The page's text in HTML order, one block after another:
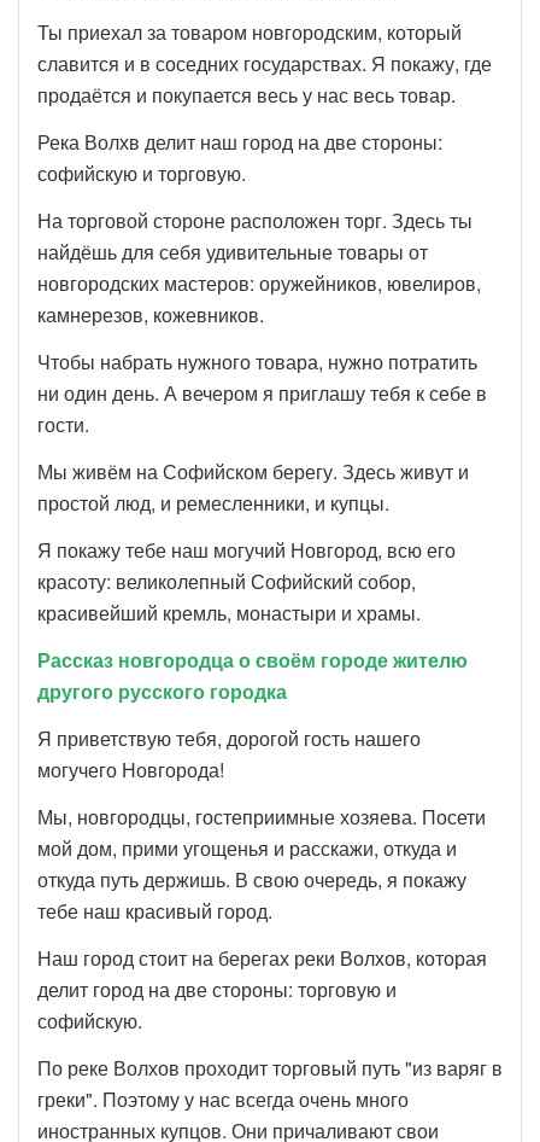
Ты приехал за товаром новгородским, который
славится и в соседних государствах. Я покажу, где
продаётся и покупается весь у нас весь товар.
Река Волхв делит наш город на две стороны:
софийскую и торговую.
На торговой стороне расположен торг. Здесь ты
найдёшь для себя удивительные товары от
новгородских мастеров: оружейников, ювелиров,
камнерезов, кожевников.
Чтобы набрать нужного товара, нужно потратить
ни один день. А вечером я приглашу тебя к себе в
гости.
Мы живём на Софийском берегу. Здесь живут и
простой люд, и ремесленники, и купцы.
Я покажу тебе наш могучий Новгород, всю его
красоту: великолепный Софийский собор,
красивейший кремль, монастыри и храмы.
Рассказ новгородца о своём городе жителю
другого русского городка
Я приветствую тебя, дорогой гость нашего
могучего Новгорода!
Мы, новгородцы, гостеприимные хозяева. Посети
мой дом, прими угощенья и расскажи, откуда и
откуда путь держишь. В свою очередь, я покажу
тебе наш красивый город.
Наш город стоит на берегах реки Волхов, которая
делит город на две стороны: торговую и
софийскую.
По реке Волхов проходит торговый путь "из варяг в
греки". Поэтому у нас всегда очень много
иностранных купцов. Они причаливают свои